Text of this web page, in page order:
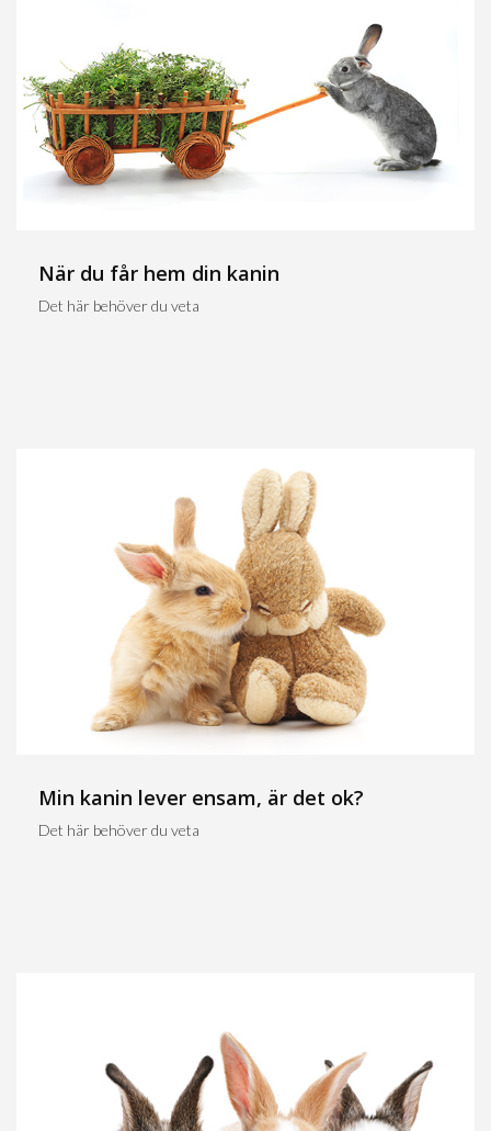
När du får hem din kanin
Det här behöver du veta
Min kanin lever ensam, är det ok?
Det här behöver du veta